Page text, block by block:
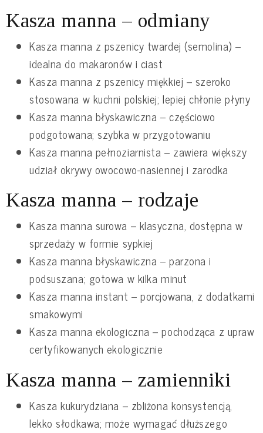
Kasza manna – odmiany
Kasza manna z pszenicy twardej (semolina) –
idealna do makaronów i ciast
Kasza manna z pszenicy miękkiej – szeroko
stosowana w kuchni polskiej; lepiej chłonie płyny
Kasza manna błyskawiczna – częściowo
podgotowana; szybka w przygotowaniu
Kasza manna pełnoziarnista – zawiera większy
udział okrywy owocowo-nasiennej i zarodka
Kasza manna – rodzaje
Kasza manna surowa – klasyczna, dostępna w
sprzedaży w formie sypkiej
Kasza manna błyskawiczna – parzona i
podsuszana; gotowa w kilka minut
Kasza manna instant – porcjowana, z dodatkami
smakowymi
Kasza manna ekologiczna – pochodząca z upraw
certyfikowanych ekologicznie
Kasza manna – zamienniki
Kasza kukurydziana – zbliżona konsystencją,
lekko słodkawa; może wymagać dłuższego